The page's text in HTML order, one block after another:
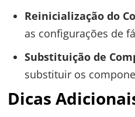
Reinicialização do
as configurações de
Substituição de
substituir os
Dicas